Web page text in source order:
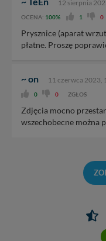
12 sierpnia
OCENA: 100% 1 0
Prysznice (aparat
płatne. Proszę
~ on 11 czerwca 2023,
0 0 ZGŁOŚ
Zdjęcia mocno
wszechobecne można